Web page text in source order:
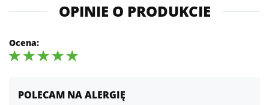
OPINIE O PRODUKCIE
Ocena:
POLECAM NA ALERGIĘ